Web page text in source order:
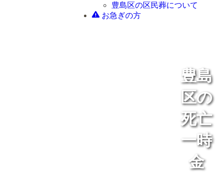
豊島区の区民葬について
お急ぎの方
豊島
区の
死亡
一時
金